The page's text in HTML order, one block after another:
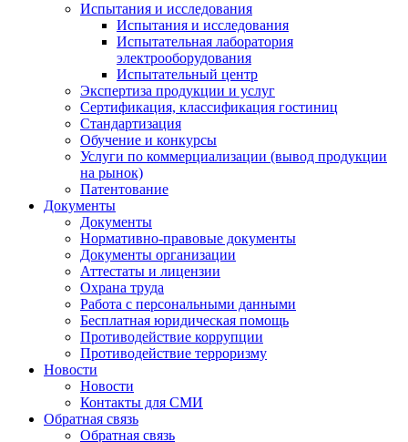
Испытания и исследования
Испытания и исследования
Испытательная лаборатория
электрооборудования
Испытательный центр
Экспертиза продукции и услуг
Сертификация, классификация гостиниц
Стандартизация
Обучение и конкурсы
Услуги по коммерциализации (вывод продукции
на рынок)
Патентование
Документы
Документы
Нормативно-правовые документы
Документы организации
Аттестаты и лицензии
Охрана труда
Работа с персональными данными
Бесплатная юридическая помощь
Противодействие коррупции
Противодействие терроризму
Новости
Новости
Контакты для СМИ
Обратная связь
Обратная связь